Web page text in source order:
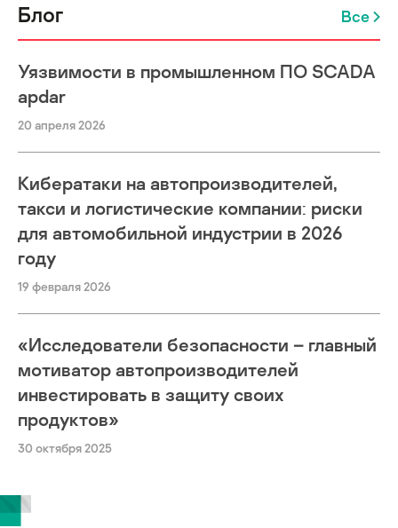
Блог Все
Уязвимости в промышленном ПО SCADA
apdar
20 апреля 2026
Кибератаки на автопроизводителей,
такси и логистические компании: риски
для автомобильной индустрии в 2026
году
19 февраля 2026
«Исследователи безопасности – главный
мотиватор автопроизводителей
инвестировать в защиту своих
продуктов»
30 октября 2025